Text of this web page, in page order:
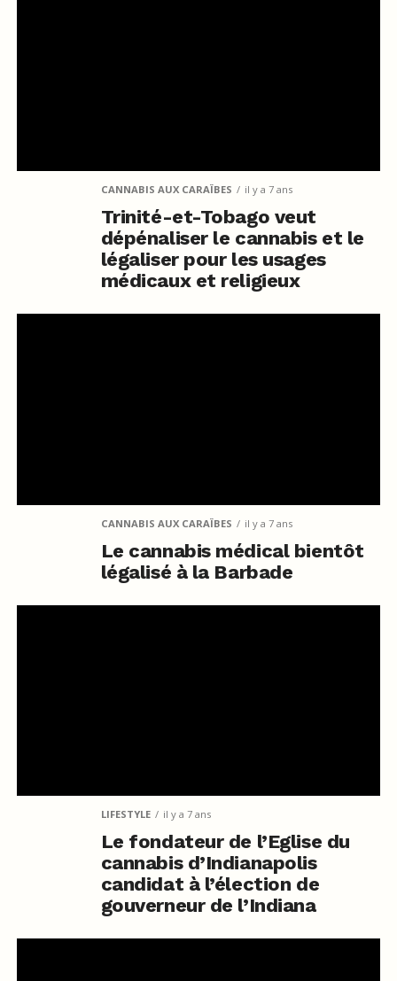
CANNABIS AUX CARAÏBES il y a 7 ans
Trinité-et-Tobago veut
dépénaliser le cannabis et le
légaliser pour les usages
médicaux et religieux
CANNABIS AUX CARAÏBES il y a 7 ans
Le cannabis médical bientôt
légalisé à la Barbade
LIFESTYLE il y a 7 ans
Le fondateur de l’Eglise du
cannabis d’Indianapolis
candidat à l’élection de
gouverneur de l’Indiana